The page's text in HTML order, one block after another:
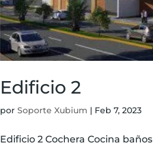
Edificio 2
porSoporte Xubium | Feb 7, 2023
Edificio 2 Cochera Cocina